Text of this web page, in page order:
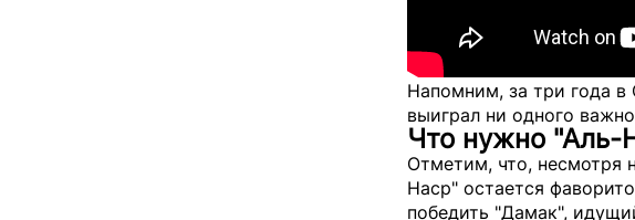
Напомним, за три года
выиграл ни одного
Что нужно "Аль-
Отметим, что, несмотря
Наср" остается
победить "Дамак",